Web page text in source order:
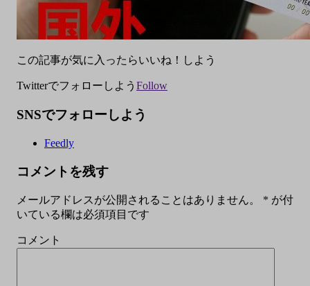
この記事が気に入ったらいいね！しよう
Twitterでフォローしよう Follow
SNSでフォローしよう
Feedly
コメントを残す
メールアドレスが公開されることはありません。 * が付
いている欄は必須項目です
コメント